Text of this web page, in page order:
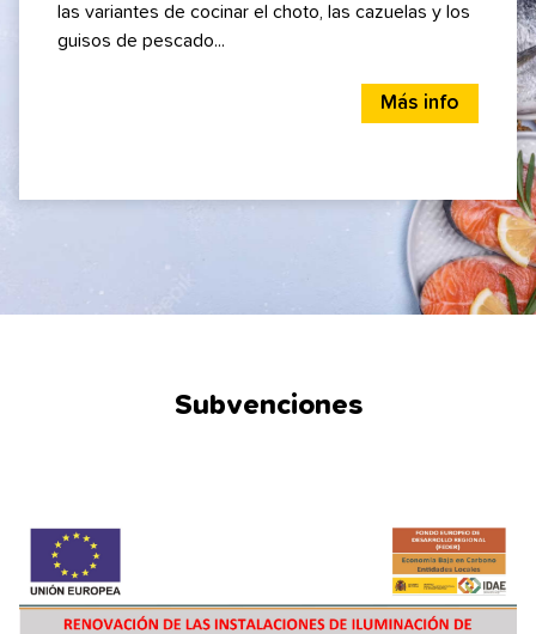
las variantes de cocinar el choto, las cazuelas y los
guisos de pescado...
Más info
Subvenciones